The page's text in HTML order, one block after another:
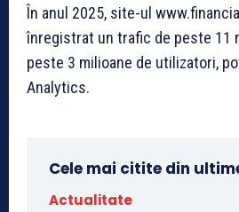
În anul 2025, site-ul
înregistrat un trafic de peste 11
peste 3 milioane de utilizatori,
Analytics.
Cele mai citite din
Actualitate